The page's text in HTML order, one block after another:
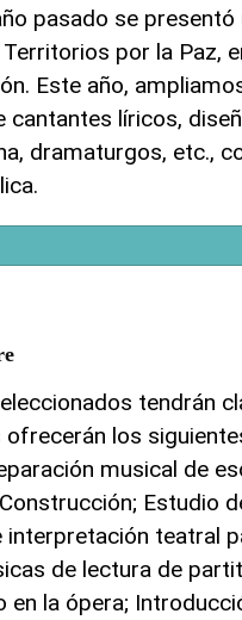
pasado se
por la Paz,
Este año,
cantantes líricos,
dramaturgos, etc.,
tendrán
los
musical de
Estudio
teatral
de lectura de
la ópera;